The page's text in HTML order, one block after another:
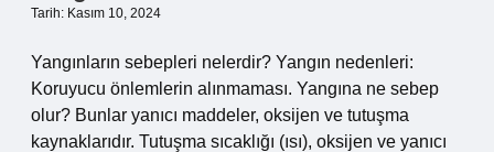
Tarih: Kasım 10, 2024
Yangınların sebepleri nelerdir? Yangın nedenleri:
Koruyucu önlemlerin alınmaması. Yangına ne sebep
olur? Bunlar yanıcı maddeler, oksijen ve tutuşma
kaynaklarıdır. Tutuşma sıcaklığı (ısı), oksijen ve yanıcı